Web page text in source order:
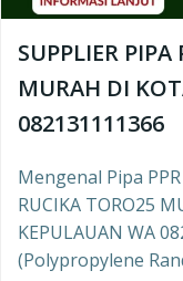
SUPPLIER
MURAH DI
082131111366
Mengenal Pipa
RUCIKA TORO25
KEPULAUAN WA
(Polypropylene